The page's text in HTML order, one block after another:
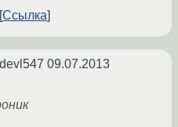
Ссылка
09.07.2013